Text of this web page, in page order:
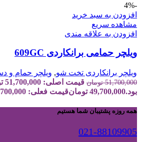
-4%
افزودن به سبد خرید
مشاهده سریع
افزودن به علاقه مندی
ویلچر حمامی برانکاردی 609GC
ویلچر برانکاردی تخت شو, ویلچر حمام و
51,700,000 تومان
بود.49,700,000 تومانقیمت فعلی: 49,700,000 تومان.
همه روزه پشتیبان شما هستیم
021-88109905